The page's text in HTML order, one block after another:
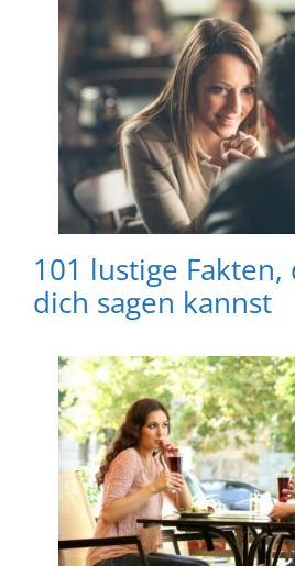
101 lustige
dich sagen kannst